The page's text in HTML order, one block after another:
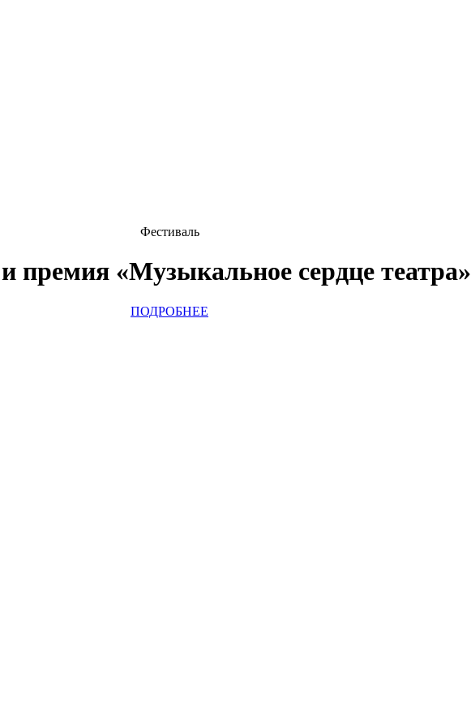
Фестиваль
премия «Музыкальное сердце театра»
ПОДРОБНЕЕ